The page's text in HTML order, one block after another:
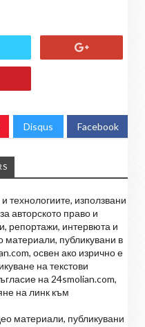
Disqus Facebook
технологиите, използвани
авторското право и
репортажи, интервюта и
материали, публикувани в
освен ако изрично е
на текстови
на 24smolian.com,
на линк към
материали, публикувани